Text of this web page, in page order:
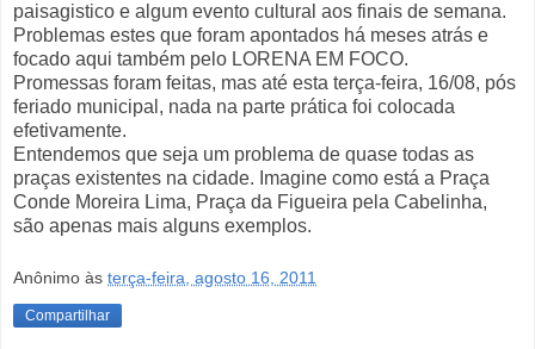
paisagistico e algum evento cultural aos finais de semana.
Problemas estes que foram apontados há meses atrás e
focado aqui também pelo LORENA EM FOCO.
Promessas foram feitas, mas até esta terça-feira, 16/08, pós
feriado municipal, nada na parte prática foi colocada
efetivamente.
Entendemos que seja um problema de quase todas as
praças existentes na cidade. Imagine como está a Praça
Conde Moreira Lima, Praça da Figueira pela Cabelinha,
são apenas mais alguns exemplos.
Anônimo às terça-feira, agosto 16, 2011
Compartilhar